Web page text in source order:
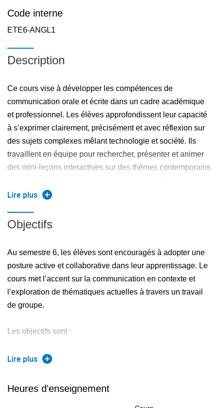
Code interne
ETE6-ANGL1
Description
Ce cours vise à développer les compétences de
communication orale et écrite dans un cadre académique
et professionnel. Les élèves approfondissent leur capacité
à s’exprimer clairement, précisément et avec réflexion sur
des sujets complexes mêlant technologie et société. Ils
travaillent en équipe pour rechercher, présenter et animer
des mini-leçons interactives sur des thèmes contemporains
une future mobilité internationale.
en lien avec les sciences et l’ingénierie ;
L'animation d’activités pédagogiques (quizz, débats,
jeux, discussions guidées) ;
l'Amélioration de l’aisance à l’écrit (rapports, synthèses,
collaboratif
Lire plus
Objectifs
Au semestre 6, les élèves sont encouragés à adopter une
posture active et collaborative dans leur apprentissage. Le
cours met l’accent sur la communication en contexte et
l’exploration de thématiques actuelles à travers un travail
de groupe.
Les objectifs sont :
Mener en groupe un projet de recherche sur un thème
émergentes, éthique, etc.).
Lire plus
Heures d'enseignement